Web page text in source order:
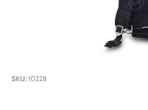
SKU:10228